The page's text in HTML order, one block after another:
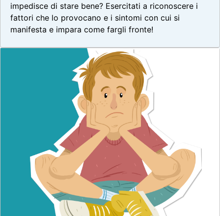
impedisce di stare bene? Esercitati a riconoscere i
fattori che lo provocano e i sintomi con cui si
manifesta e impara come fargli fronte!